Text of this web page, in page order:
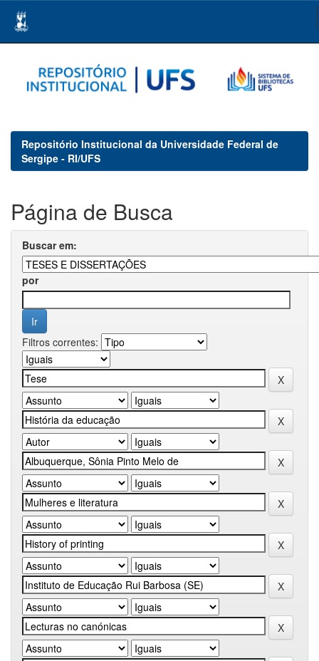
navigation
Repositório Institucional da Universidade Federal de
Sergipe - RI/UFS
Página de Busca
Buscar em:
por
Filtros correntes: